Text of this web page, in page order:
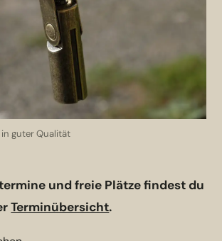
guter Qualität
und freie Plätze findest du
Terminübersicht.